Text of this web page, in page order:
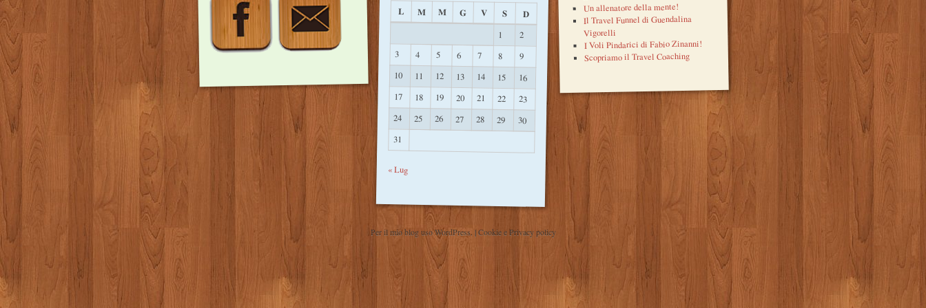
L M M G V S D
1 2
3 4 5 6 7 8 9
10 11 12 13 14 15 16
17 18 19 20 21 22
23
24
25 26 27 28 29 30
31
« Lug
Un allenatore della mente!
Il Travel Funnel di Guendalina
Vigorelli
I Voli Pindarici di Fabio Zinanni!
Scopriamo il Travel Coaching
Per il mio blog uso WordPress. |Cookie e Privacy policy